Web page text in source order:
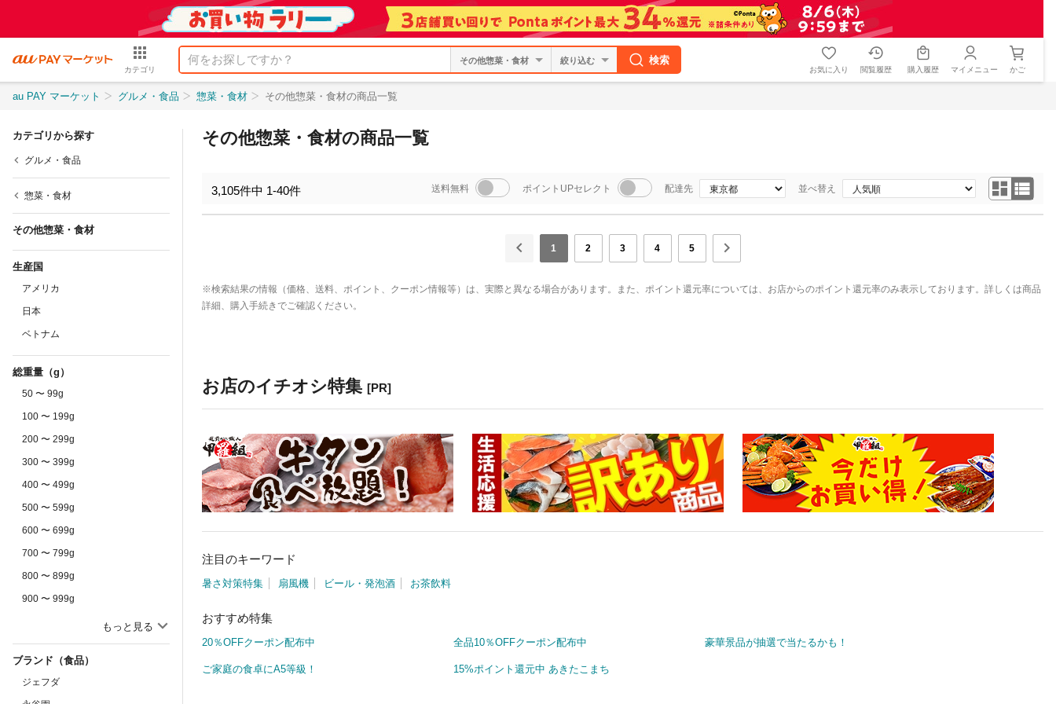
カテゴリ
絞り込む 検索
お気に入り 閲覧履歴 購入履歴 マイメニュー かご
au PAY マーケット グルメ・食品 惣菜・食材 その他惣菜・食材の商品一覧
カテゴリから探す
グルメ・食品
惣菜・食材
その他惣菜・食材
生産国
アメリカ
日本
ベトナム
総重量（g）
50 〜 99g
100 〜 199g
200 〜 299g
300 〜 399g
400 〜 499g
500 〜 599g
600 〜 699g
700 〜 799g
800 〜 899g
900 〜 999g
2.00 〜 2.99kg
3.00 〜 4.99kg
5.00 〜 7.49kg
もっと見る
ブランド（食品）
ジェフダ
その他惣菜・食材の商品一覧
3,105件中 1-40件 送料無料 ポイントUPセレクト 配達先 並べ替え
1 2 3 4 5
※検索結果の情報（価格、送料、ポイント、クーポン情報等）は、実際と異なる場合があります。また、ポイント還元率については、お店からのポイント還元率のみ表示しております。詳しくは商品
詳細、購入手続きでご確認ください。
お店のイチオシ特集 [PR]
注目のキーワード
暑さ対策特集 扇風機 ビール・発泡酒 お茶飲料
おすすめ特集
20％OFFクーポン配布中 全品10％OFFクーポン配布中 豪華景品が抽選で当たるかも！
ご家庭の食卓にA5等級！ 15%ポイント還元中 あきたこまち